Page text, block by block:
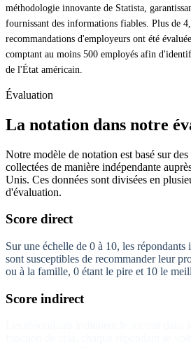
méthodologie innovante de Statista,
fournissant des informations fiables. Plus de
recommandations d'employeurs ont été
comptant au moins 500 employés afin
de l'État américain.
Évaluation
La notation dans notre
Notre modèle de notation est basé sur
collectées de manière indépendante
Unis. Ces données sont divisées en
d'évaluation.
Score direct
Sur une échelle de 0 à 10, les
sont susceptibles de recommander leur
ou à la famille, 0 étant le pire et 10 le
Score indirect